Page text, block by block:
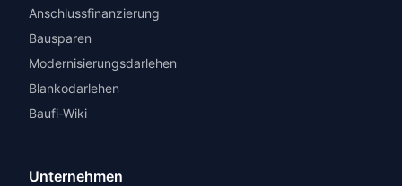
Anschlussfinanzierung
Bausparen
Modernisierungsdarlehen
Blankodarlehen
Baufi-Wiki
Unternehmen